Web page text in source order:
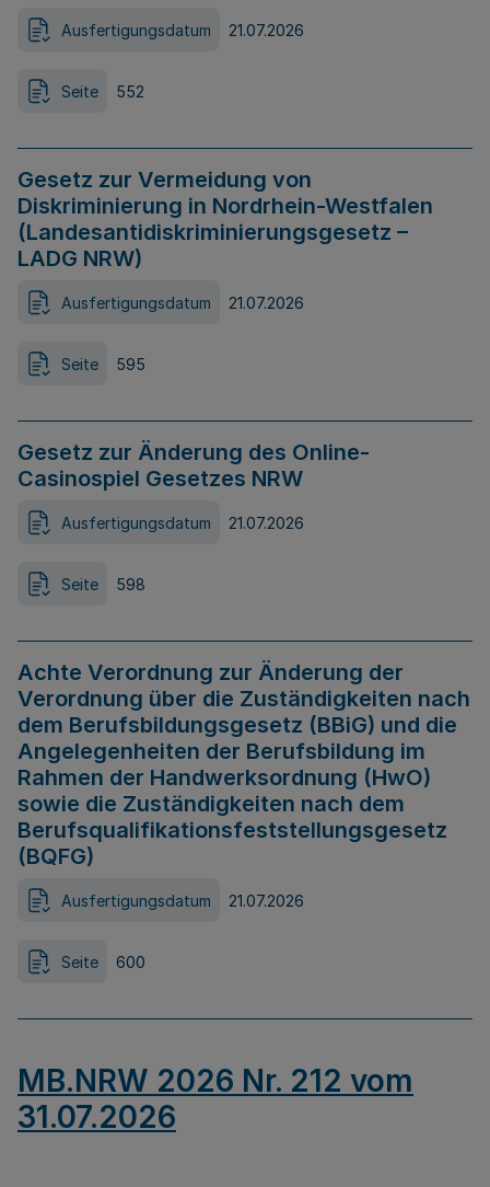
Ausfertigungsdatum 21.07.2026
Seite 552
Gesetz zur Vermeidung von
Diskriminierung in Nordrhein-Westfalen
(Landesantidiskriminierungsgesetz –
LADG NRW)
Ausfertigungsdatum 21.07.2026
Seite 595
Gesetz zur Änderung des Online-
Casinospiel Gesetzes NRW
Ausfertigungsdatum 21.07.2026
Seite 598
Achte Verordnung zur Änderung der
Verordnung über die Zuständigkeiten nach
dem Berufsbildungsgesetz (BBiG) und die
Angelegenheiten der Berufsbildung im
Rahmen der Handwerksordnung (HwO)
sowie die Zuständigkeiten nach dem
Berufsqualifikationsfeststellungsgesetz
(BQFG)
Ausfertigungsdatum 21.07.2026
Seite 600
MB.NRW 2026 Nr. 212 vom
31.07.2026